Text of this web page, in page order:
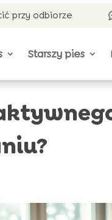
przy odbiorze
Starszy pies